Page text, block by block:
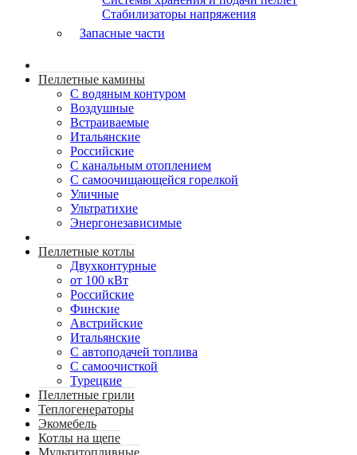
Стабилизаторы напряжения
Запасные части
Пеллетные камины
C водяным контуром
Воздушные
Встраиваемые
Итальянские
Российские
С канальным отоплением
С самоочищающейся горелкой
Уличные
Ультратихие
Энергонезависимые
Пеллетные котлы
Двухконтурные
от 100 кВт
Российские
Финские
Австрийские
Итальянские
С автоподачей топлива
С самоочисткой
Турецкие
Пеллетные грили
Теплогенераторы
Экомебель
Котлы на щепе
Мультитопливные